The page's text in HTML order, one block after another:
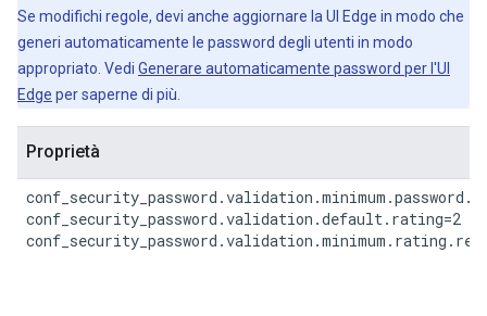
Se modifichi regole, devi anche aggiornare la UI Edge in modo che
generi automaticamente le password degli utenti in modo
appropriato. Vedi Generare automaticamente password per l'UI
Edge per saperne di più.
Proprietà
conf_security_password.validation.default.rating=2